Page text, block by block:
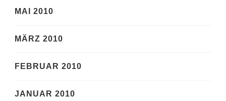
MAI 2010
MÄRZ 2010
FEBRUAR 2010
JANUAR 2010